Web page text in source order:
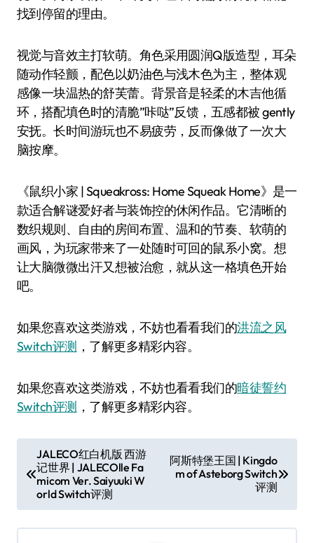
找到停留的理由。
视觉与音效主打软萌。角色采用圆润Q版造型，耳朵
随动作轻颤，配色以奶油色与浅木色为主，整体观
感像一块温热的舒芙蕾。背景音是轻柔的木吉他循
环，搭配填色时的清脆”咔哒”反馈，五感都被 gently
安抚。长时间游玩也不易疲劳，反而像做了一次大
脑按摩。
《鼠织小家 | Squeakross: Home Squeak Home》是一
款适合解谜爱好者与装饰控的休闲作品。它清晰的
数织规则、自由的房间布置、温和的节奏、软萌的
画风，为玩家带来了一处随时可回的鼠系小窝。想
让大脑微微出汗又想被治愈，就从这一格填色开始
吧。
如果您喜欢这类游戏，不妨也看看我们的洪流之风
Switch评测 ，了解更多精彩内容。
如果您喜欢这类游戏，不妨也看看我们的暗徒誓约
Switch评测 ，了解更多精彩内容。
章
JALECO红白机版 西游
记世界 | JALECOlle Fa
micom Ver. Saiyuuki W
orld Switch评测
阿斯特堡王国 | Kingdo
m of Asteborg Switch
评测